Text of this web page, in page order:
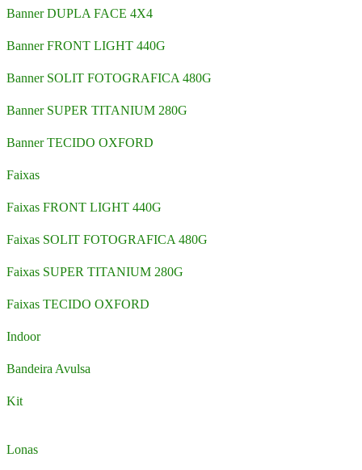
Banner DUPLA FACE 4X4
Banner FRONT LIGHT 440G
Banner SOLIT FOTOGRAFICA 480G
Banner SUPER TITANIUM 280G
Banner TECIDO OXFORD
Faixas
Faixas FRONT LIGHT 440G
Faixas SOLIT FOTOGRAFICA 480G
Faixas SUPER TITANIUM 280G
Faixas TECIDO OXFORD
Indoor
Bandeira Avulsa
Kit
Lonas